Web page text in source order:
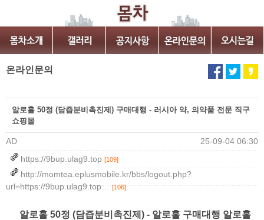
온라인문의
알로홀 50정 (담즙분비촉진제) 구매대행 - 러시아 약, 의약품 전문 직구
쇼핑몰
AD
25-09-04 06:30
https://9bup.ulag9.top [109]
http://momtea.eplusmobile.kr/bbs/logout.php?
url=https://9bup.ulag9.top… [106]
알로홀 50정 (담즙분비촉진제) - 알로홀 구매대행 알로홀